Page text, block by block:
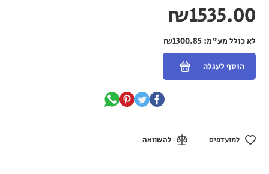
₪1535.00
לא כולל מע"מ:₪1300.85
הוסף לעגלה
למועדפים להשוואה